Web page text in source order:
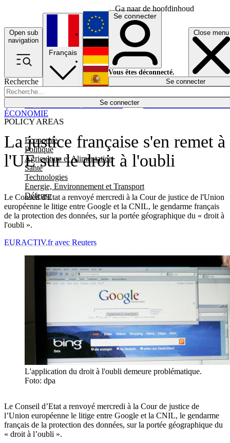
Ga naar de hoofdinhoud
Open sub
navigation
Close menu
Recherche
Se connecter
POLICY AREAS
Economie
Politique
Agriculture et Alimentation
Santé
Technologies
Energie, Environnement et Transport
Défense
Économie
Français
English
Deutsch
Español
Se connecter
Vous êtes déconnecté.
Se connecter
La justice française s'en remet à
l'UE sur le droit à l'oubli
Le Conseil d'Etat a renvoyé mercredi à la Cour de justice de l'Union
européenne le litige entre Google et la CNIL, le gendarme français
de la protection des données, sur la portée géographique du « droit à
l'oubli ».
ÉCONOMIE
EURACTIV.fr avec Reuters
L'application du droit à l'oubli demeure problématique.
Foto: dpa
Le Conseil d’Etat a renvoyé mercredi à la Cour de justice de
l’Union européenne le litige entre Google et la CNIL, le gendarme
français de la protection des données, sur la portée géographique du
« droit à l’oubli ».